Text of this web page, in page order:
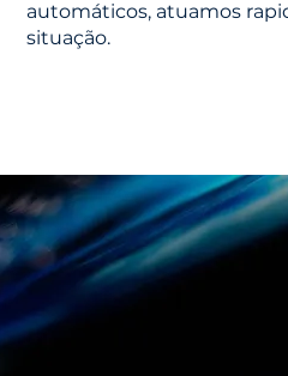
automáticos, atuamos
situação.